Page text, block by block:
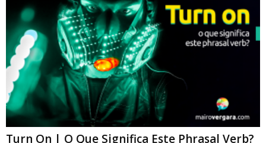
Turn On | O Que Significa Este Phrasal Verb?